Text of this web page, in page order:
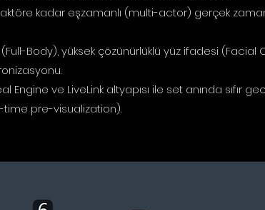
kadar eşzamanlı (multi-actor) gerçek
Body), yüksek çözünürlüklü yüz ifadesi (Facial
Engine ve LiveLink altyapısı ile set anında sıfır
pre-visualization).